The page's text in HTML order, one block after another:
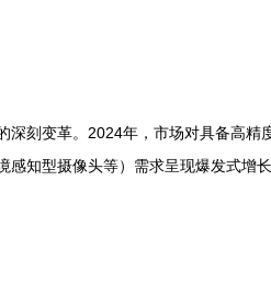
刻变革。2024年，市场对具备高精
知型摄像头等）需求呈现爆发式增